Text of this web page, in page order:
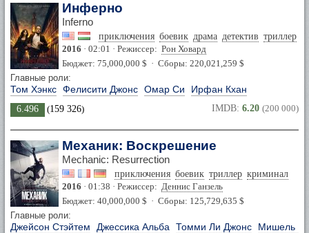
Инферно
Inferno
приключения боевик драма детектив триллер
2016 · 02:01 · Режиссер: Рон Ховард
Бюджет: 75,000,000 $ · Сборы: 220,021,259 $
Главные роли:
Том Хэнкс Фелисити Джонс Омар Си Ирфан Кхан
6.496 (159 326) IMDB: 6.20 (200 000)
Механик: Воскрешение
Mechanic: Resurrection
приключения боевик триллер криминал
2016 · 01:38 · Режиссер: Деннис Ганзель
Бюджет: 40,000,000 $ · Сборы: 125,729,635 $
Главные роли:
Джейсон Стэйтем Джессика Альба Томми Ли Джонс Мишель